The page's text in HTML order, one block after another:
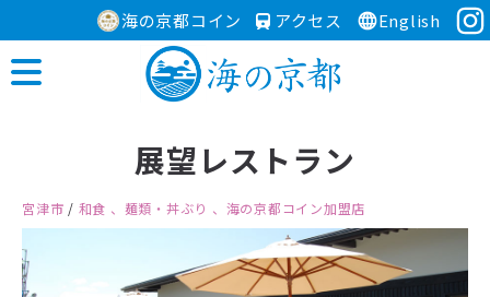
海の京都コイン アクセス English
展望レストラン
宮津市 / 和食 、麺類・丼ぶり 、海の京都コイン加盟店